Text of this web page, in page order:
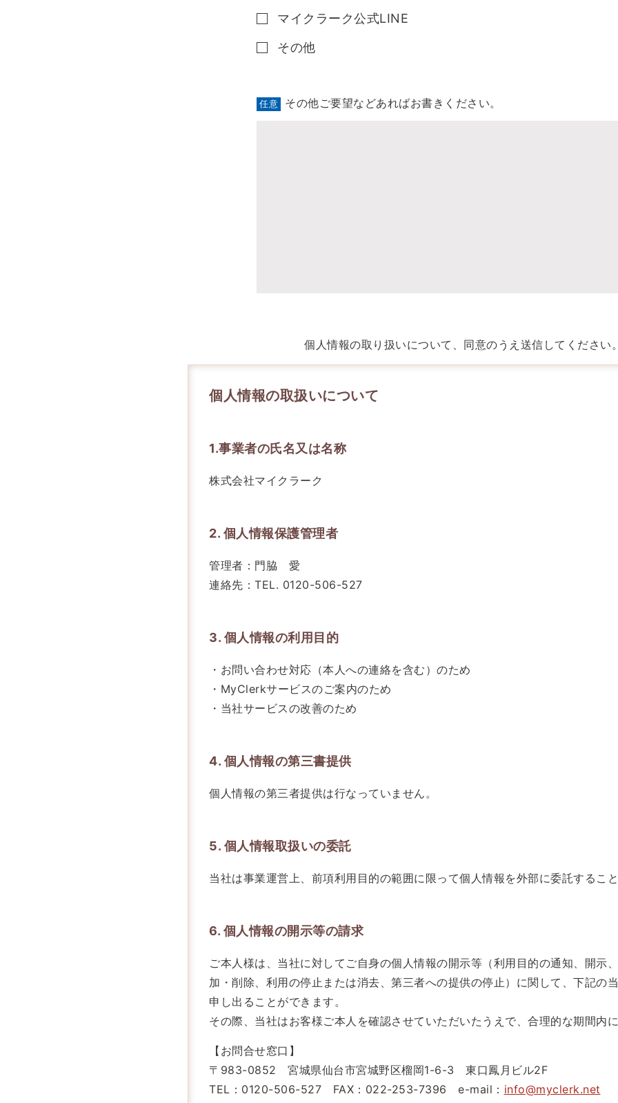
マイクラーク公式LINE
その他
任意 その他ご要望などあればお書きください。
個人情報の取り扱いについて、同意のうえ送信してください
個人情報の取扱いについて
1.事業者の氏名又は名称
株式会社マイクラーク
2. 個人情報保護管理者
管理者：門脇 愛
連絡先：TEL. 0120-506-527
3. 個人情報の利用目的
・お問い合わせ対応（本人への連絡を含む）のため
・MyClerkサービスのご案内のため
・当社サービスの改善のため
4. 個人情報の第三書提供
個人情報の第三者提供は行なっていません。
5. 個人情報取扱いの委託
当社は事業運営上、前項利用目的の範囲に限って個人情報を外部に委託するこ
6. 個人情報の開示等の請求
ご本人様は、当社に対してご自身の個人情報の開示等（利用目的の通知、開示
加・削除、利用の停止または消去、第三者への提供の停止）に関して、下記の
申し出ることができます。
その際、当社はお客様ご本人を確認させていただいたうえで、合理的な期間内
【お問合せ窓口】
〒983-0852 宮城県仙台市宮城野区榴岡1-6-3 東口鳳月ビル2F
TEL： 0120-506-527 FAX：022-253-7396 e-mail： info@myclerk.net